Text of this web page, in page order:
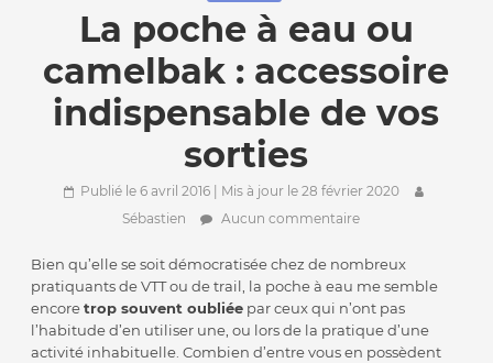
La poche à eau ou
camelbak : accessoire
indispensable de vos
sorties
Publié le 6 avril 2016| Mis à jour le 28 février 2020
Sébastien
Aucun commentaire
Bien qu’elle se soit démocratisée chez de nombreux
pratiquants de VTT ou de trail, la poche à eau me semble
encoretrop souvent oubliée par ceux qui n’ont pas
l’habitude d’en utiliser une, ou lors de la pratique d’une
activité inhabituelle. Combien d’entre vous en possèdent